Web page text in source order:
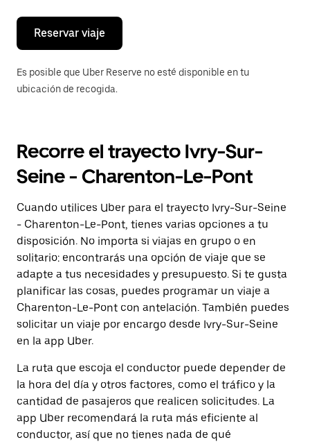
cerrar
calendario.
Reservar viaje
Es posible que Uber Reserve no esté disponible en tu
ubicación de recogida.
Recorre el trayecto Ivry-Sur-
Seine - Charenton-Le-Pont
Cuando utilices Uber para el trayecto Ivry-Sur-Seine
- Charenton-Le-Pont, tienes varias opciones a tu
disposición. No importa si viajas en grupo o en
solitario: encontrarás una opción de viaje que se
adapte a tus necesidades y presupuesto. Si te gusta
planificar las cosas, puedes programar un viaje a
Charenton-Le-Pont con antelación. También puedes
solicitar un viaje por encargo desde Ivry-Sur-Seine
en la app Uber.
La ruta que escoja el conductor puede depender de
la hora del día y otros factores, como el tráfico y la
cantidad de pasajeros que realicen solicitudes. La
app Uber recomendará la ruta más eficiente al
conductor, así que no tienes nada de qué